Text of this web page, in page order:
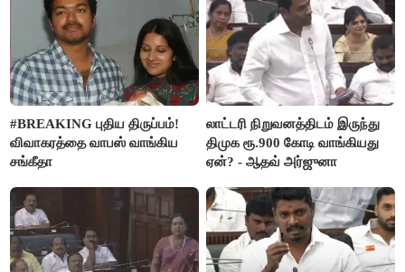
#BREAKING புதிய திருப்பம்!
விவாகரத்தை வாபஸ் வாங்கிய
சங்கீதா
லாட்டரி நிறுவனத்திடம் இருந்து
திமுக ரூ.900 கோடி வாங்கியது
ஏன்? - ஆதவ் அர்ஜுனா